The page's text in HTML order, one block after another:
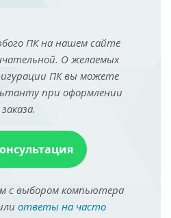
ПК на нашем сайте
О желаемых
ПК вы можете
при оформлении
заказа.
с выбором компьютера
ответы на часто